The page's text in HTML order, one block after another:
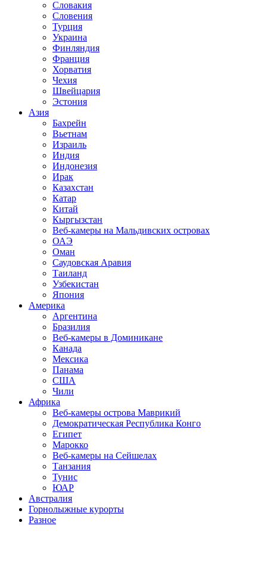
Словакия
Словения
Турция
Украина
Финляндия
Франция
Хорватия
Чехия
Швейцария
Эстония
Азия
Бахрейн
Вьетнам
Израиль
Индия
Индонезия
Ирак
Казахстан
Катар
Китай
Кыргызстан
Веб-камеры на Мальдивских островах
ОАЭ
Оман
Саудовская Аравия
Таиланд
Узбекистан
Япония
Америка
Аргентина
Бразилия
Веб-камеры в Доминикане
Канада
Мексика
Панама
США
Чили
Африка
Веб-камеры острова Маврикий
Демократическая Республика Конго
Египет
Марокко
Веб-камеры на Сейшелах
Танзания
Тунис
ЮАР
Австралия
Горнолыжные курорты
Разное